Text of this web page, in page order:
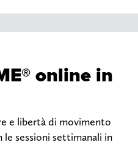
online in
e libertà di movimento
le sessioni settimanali in